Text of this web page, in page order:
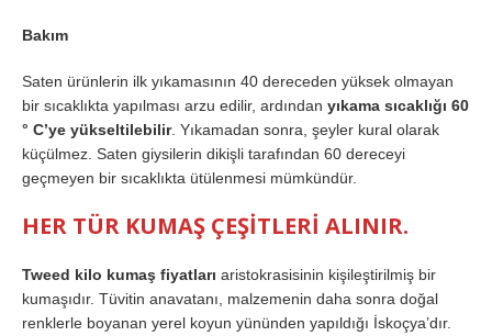
Bakım
Saten ürünlerin ilk yıkamasının 40 dereceden yüksek olmayan
bir sıcaklıkta yapılması arzu edilir, ardından yıkama sıcaklığı 60
° C’ye yükseltilebilir. Yıkamadan sonra, şeyler kural olarak
küçülmez. Saten giysilerin dikişli tarafından 60 dereceyi
geçmeyen bir sıcaklıkta ütülenmesi mümkündür.
HER TÜR KUMAŞ ÇEŞİTLERİ ALINIR.
Tweed kilo kumaş fiyatları aristokrasisinin kişileştirilmiş bir
kumaşıdır. Tüvitin anavatanı, malzemenin daha sonra doğal
renklerle boyanan yerel koyun yününden yapıldığı İskoçya’dır.